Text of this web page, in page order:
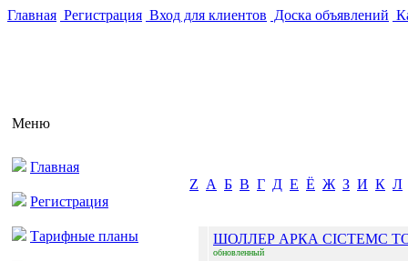
Главная Регистрация Вход для клиентов Доска объявлений
Меню
Главная
Регистрация
Тарифные планы
Z А Б В Г Д Е Ё Ж З И К Л
ШОЛЛЕР АРКА СІСТЕМС
обновленный